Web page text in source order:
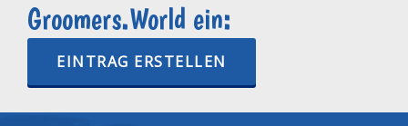
Groomers.World ein:
EINTRAG ERSTELLEN